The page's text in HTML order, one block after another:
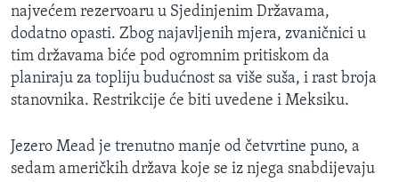
najvećem rezervoaru u Sjedinjenim Državama,
dodatno opasti. Zbog najavljenih mjera, zvaničnici u
tim državama biće pod ogromnim pritiskom da
planiraju za topliju budućnost sa više suša, i rast broja
stanovnika. Restrikcije će biti uvedene i Meksiku.
Jezero Mead je trenutno manje od četvrtine puno, a
sedam američkih država koje se iz njega snabdijevaju